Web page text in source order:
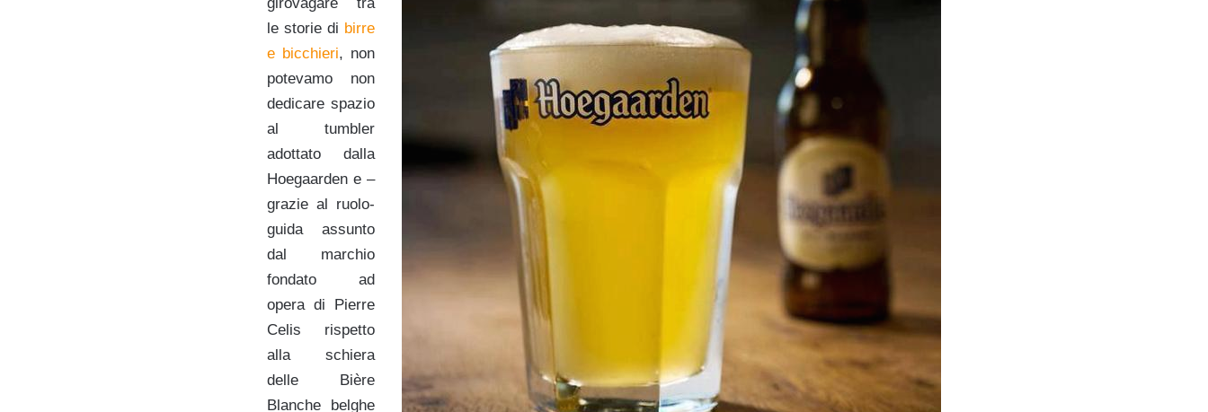
le storie di birre
e bicchieri, non
potevamo non
dedicare spazio
al tumbler
adottato dalla
Hoegaarden e –
grazie al ruolo-
guida assunto
dal marchio
fondato ad
opera di Pierre
Celis rispetto
alla schiera
delle Bière
Blanche belghe